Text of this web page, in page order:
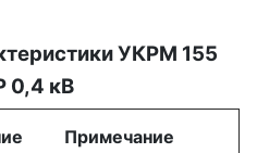
УКРМ 155
0,4 кВ
Примечание